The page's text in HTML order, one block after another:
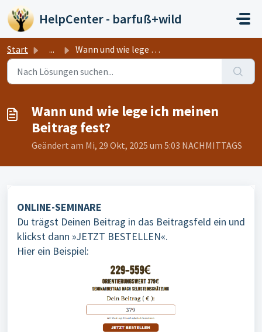
Zum hauptsächlichen Inhalt gehen
HelpCenter - barfuß+wild
Start ... Wann und wie lege ich meinen Beitrag fest?
Wann und wie lege ich meinen
Beitrag fest?
Geändert am Mi, 29 Okt, 2025 um 5:03 NACHMITTAGS
ONLINE-SEMINARE
Du trägst Deinen Beitrag in das Beitragsfeld ein und
klickst dann »JETZT BESTELLEN«.
Hier ein Beispiel: